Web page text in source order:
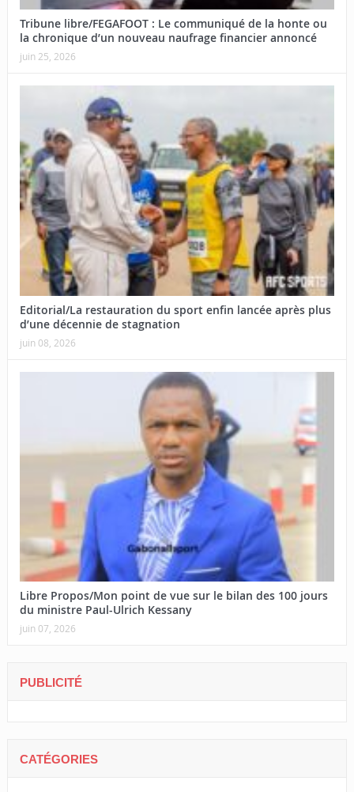
Tribune libre/FEGAFOOT : Le communiqué de la honte ou
la chronique d’un nouveau naufrage financier annoncé
juin 25, 2026
Editorial/La restauration du sport enfin lancée après plus
d’une décennie de stagnation
juin 08, 2026
Libre Propos/Mon point de vue sur le bilan des 100 jours
du ministre Paul-Ulrich Kessany
juin 07, 2026
PUBLICITÉ
CATÉGORIES